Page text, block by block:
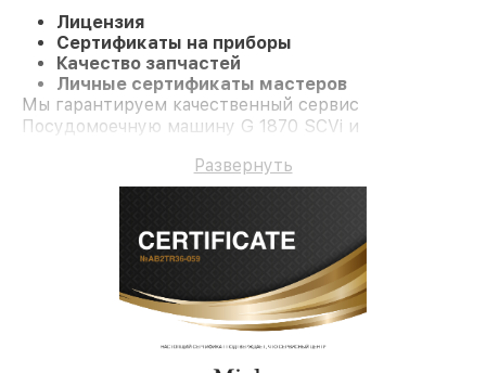
Лицензия
Сертификаты на приборы
Качество запчастей
Личные сертификаты мастеров
Мы гарантируем качественный сервис
Посудомоечную машину G 1870 SCVi и
Развернуть